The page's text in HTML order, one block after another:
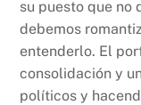
su puesto que no
debemos
entenderlo. El
consolidación y
políticos y